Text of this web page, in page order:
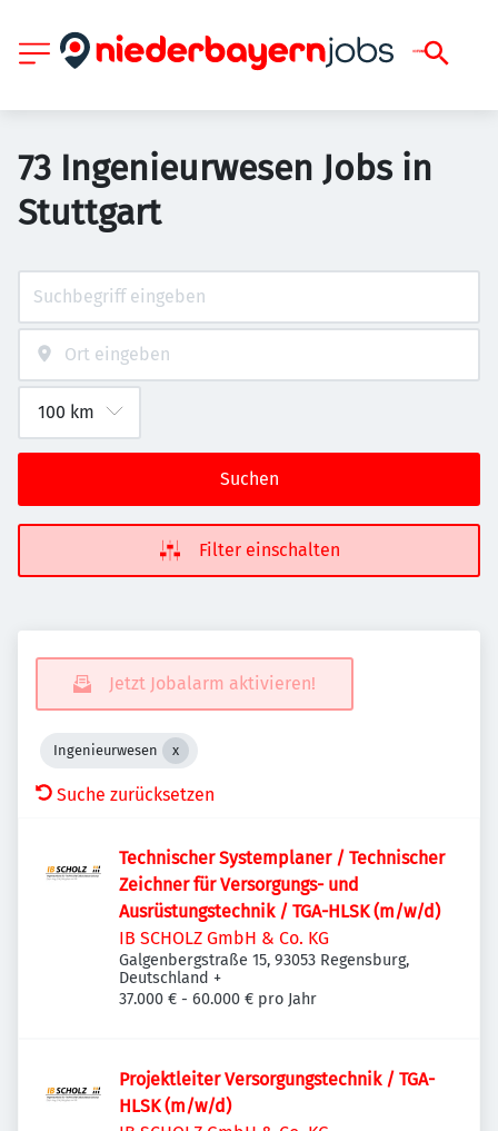
73 Ingenieurwesen Jobs in
Stuttgart
Suchen
Filter einschalten
Jetzt Jobalarm aktivieren!
Ingenieurwesen
Suche zurücksetzen
Technischer Systemplaner / Technischer
Zeichner für Versorgungs- und
Ausrüstungstechnik / TGA-HLSK (m/w/d)
IB SCHOLZ GmbH & Co. KG
Galgenbergstraße 15, 93053 Regensburg,
Deutschland +
37.000 € - 60.000 € pro Jahr
Projektleiter Versorgungstechnik / TGA-
HLSK (m/w/d)